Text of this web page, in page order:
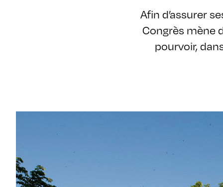
Afin d’assurer
Congrès mène
pourvoir,